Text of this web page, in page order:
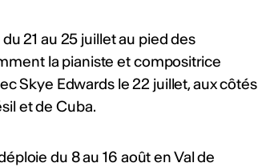
21 au 25 juillet au pied des
la pianiste et compositrice
Skye Edwards le 22 juillet, aux côtés
et de Cuba.
du 8 au 16 août en Val de